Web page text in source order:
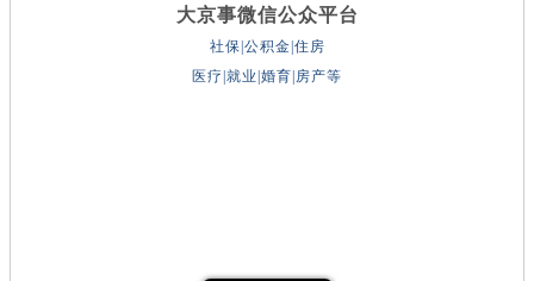
大京事微信公众平台
社保|公积金|住房
医疗|就业|婚育|房产等